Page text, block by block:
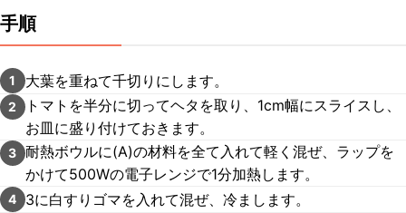
手順
1 大葉を重ねて千切りにします。
2
トマトを半分に切ってヘタを取り、1cm幅にスライスし、
お皿に盛り付けておきます。
3 耐熱ボウルに(A)の材料を全て入れて軽く混ぜ、ラップを
かけて500Wの電子レンジで1分加熱します。
4 3に白すりゴマを入れて混ぜ、冷まします。